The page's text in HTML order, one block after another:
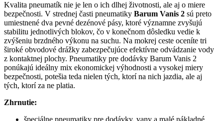
Kvalita pneumatík nie je len o ich dlhej životnosti, ale aj o miere
bezpečnosti. V strednej časti pneumatiky Barum Vanis 2 sú preto
umiestnené dva pevné dezénové pásy, ktoré významne zvyšujú
stabilitu jednotlivých blokov, čo v konečnom dôsledku vedie k
zvýšeniu brzdného výkonu na suchu. Na mokrej ceste oceníte tri
široké obvodové drážky zabezpečujúce efektívne odvádzanie vody
z kontaktnej plochy. Pneumatiky pre dodávky Barum Vanis 2
ponúkajú ideálny mix ekonomickej výhodnosti a vysokej miery
bezpečnosti, potešia teda nielen tých, ktorí na nich jazdia, ale aj
tých, ktorí za ne platia.
Zhrnutie: